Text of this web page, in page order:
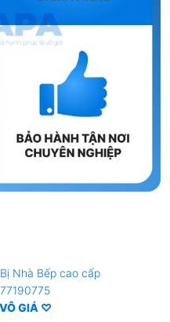
Nhà Bếp cao cấp
VÔ GIÁ ♡